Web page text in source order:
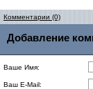
Комментарии (0)
Добавление
Ваше Имя:
Ваш E-Mail: